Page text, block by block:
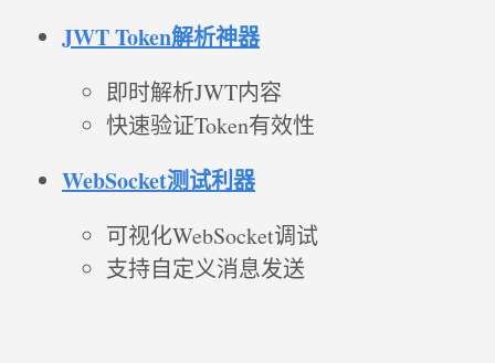
JWT Token解析神器
即时解析JWT内容
快速验证Token有效性
WebSocket测试利器
可视化WebSocket调试
支持自定义消息发送